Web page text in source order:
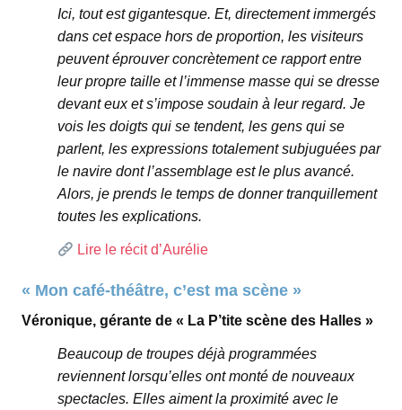
Ici, tout est gigantesque. Et, directement immergés
dans cet espace hors de proportion, les visiteurs
peuvent éprouver concrètement ce rapport entre
leur propre taille et l’immense masse qui se dresse
devant eux et s’impose soudain à leur regard. Je
vois les doigts qui se tendent, les gens qui se
parlent, les expressions totalement subjuguées par
le navire dont l’assemblage est le plus avancé.
Alors, je prends le temps de donner tranquillement
toutes les explications.
Lire le récit d’Aurélie
« Mon café-théâtre, c’est ma scène »
Véronique, gérante de « La P’tite scène des Halles »
Beaucoup de troupes déjà programmées
reviennent lorsqu’elles ont monté de nouveaux
spectacles. Elles aiment la proximité avec le